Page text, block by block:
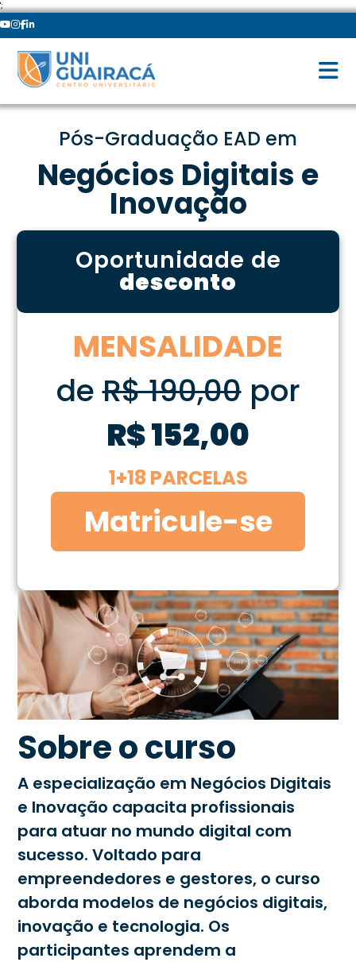
';
Sobre o curso
A especialização em Negócios Digitais
e Inovação capacita profissionais
para atuar no mundo digital com
sucesso. Voltado para
empreendedores e gestores, o curso
aborda modelos de negócios digitais,
inovação e tecnologia. Os
participantes aprendem a
Pós-Graduação EAD em
Negócios Digitais e
Inovação
Oportunidade de
desconto
MENSALIDADE
deR$ 190,00por
R$ 152,00
1+18 PARCELAS
Matricule-se